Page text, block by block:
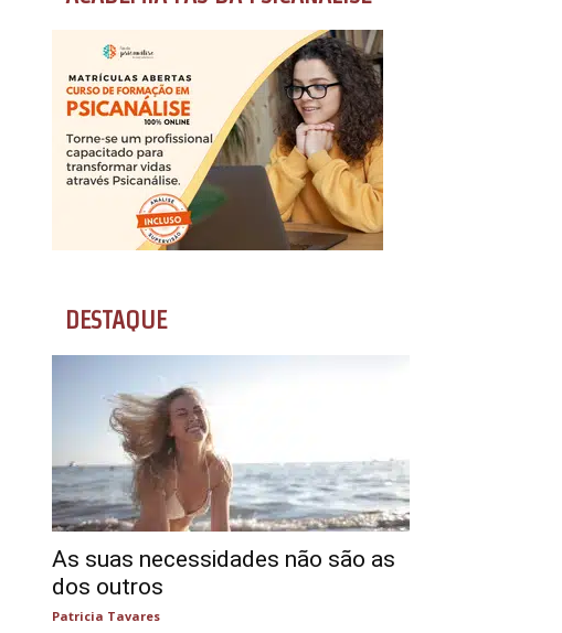
DESTAQUE
As suas necessidades não são as
dos outros
Patricia Tavares